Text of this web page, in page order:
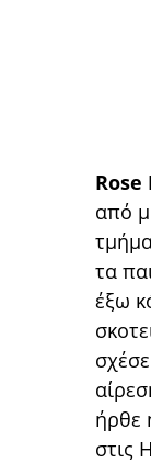
Rose
από
τα
έξω
ήρθε
στις